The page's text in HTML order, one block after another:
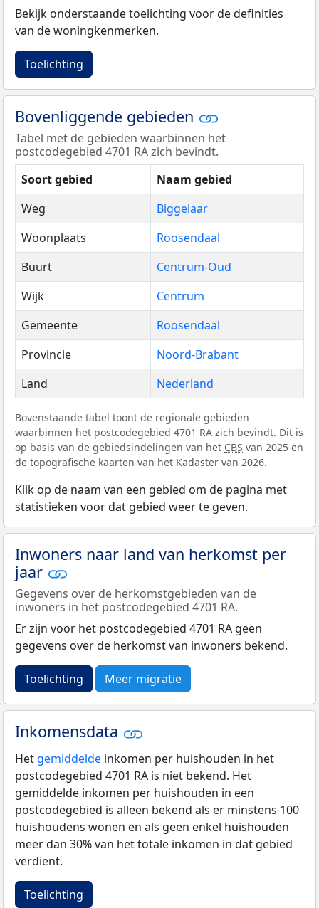
Bekijk onderstaande toelichting voor de definities
van de woningkenmerken.
Toelichting
Bovenliggende gebieden
Tabel met de gebieden waarbinnen het
postcodegebied 4701 RA zich bevindt.
Soort gebied
Naam gebied
Weg
Biggelaar
Woonplaats
Roosendaal
Buurt
Centrum-Oud
Wijk
Centrum
Gemeente
Roosendaal
Provincie
Noord-Brabant
Land
Nederland
Bovenstaande tabel toont de regionale gebieden
waarbinnen het postcodegebied 4701 RA zich bevindt. Dit is
op basis van de gebiedsindelingen van het CBS van 2025 en
de topografische kaarten van het Kadaster van 2026.
Klik op de naam van een gebied om de pagina met
statistieken voor dat gebied weer te geven.
Inwoners naar land van herkomst per
jaar
Gegevens over de herkomstgebieden van de
inwoners in het postcodegebied 4701 RA.
Er zijn voor het postcodegebied 4701 RA geen
gegevens over de herkomst van inwoners bekend.
Toelichting Meer migratie
Inkomensdata
Het gemiddelde inkomen per huishouden in het
postcodegebied 4701 RA is niet bekend. Het
gemiddelde inkomen per huishouden in een
postcodegebied is alleen bekend als er minstens 100
huishoudens wonen en als geen enkel huishouden
meer dan 30% van het totale inkomen in dat gebied
verdient.
Toelichting